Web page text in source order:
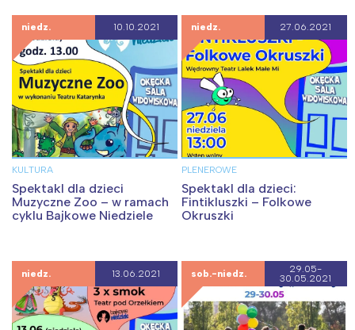
niedz. 10.10.2021
KULTURA
Spektakl dla dzieci
Muzyczne Zoo – w ramach
cyklu Bajkowe Niedziele
niedz. 27.06.2021
PLENEROWE
Spektakl dla dzieci:
Fintikluszki – Folkowe
Okruszki
niedz. 13.06.2021 sob.-niedz.
29.05-
30.05.2021